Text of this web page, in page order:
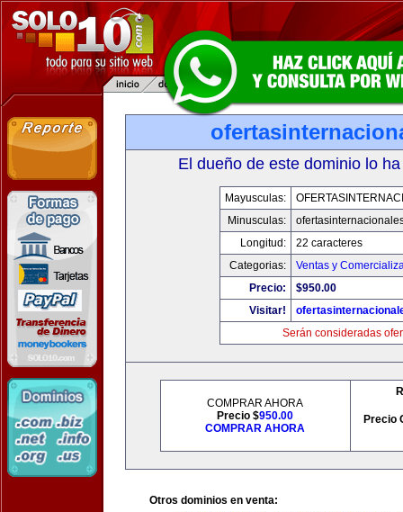
El dueño de este dominio lo
Mayusculas:
Minusculas:
Longitud:
22 caracteres
Categorias:
Ventas y
Precio:
$950.00
Visitar!
Serán consideradas
COMPRAR AHORA
Precio $950.00
COMPRAR AHORA
Precio
Otros dominios en venta: